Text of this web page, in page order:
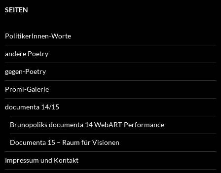
SEITEN
PolitikerInnen-Worte
andere Poetry
gegen-Poetry
Promi-Galerie
documenta 14/15
Brunopoliks documenta 14 WebART-Performance
Documenta 15 – Raum für Visionen
Impressum und Kontakt